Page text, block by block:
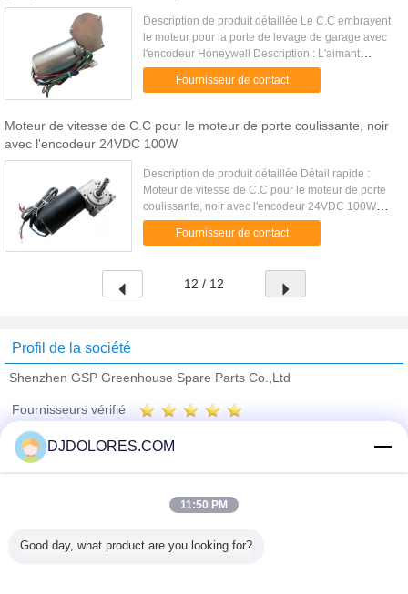
Description de produit détaillée Le C.C embrayent
le moteur pour la porte de levage de garage avec
l'encodeur Honeywell Description : L'aimant
permanent a balayé le moteur de C.C, type de
réduction d'engrenage ...
Fournisseur de contact
Moteur de vitesse de C.C pour le moteur de porte coulissante, noir
avec l'encodeur 24VDC 100W
Description de produit détaillée Détail rapide :
Moteur de vitesse de C.C pour le moteur de porte
coulissante, noir avec l'encodeur 24VDC 100W
Description : 1,10 ans d'expérience 2.ISO900, CE
diplômée ...Fournisseur de contact
12 / 12
Profil de la société
Shenzhen GSP Greenhouse Spare Parts Co.,Ltd
Fournisseurs vérifié
Trust Seal
Tous les produits
DJDOLORES.COM
11:50 PM
Good day, what product are you looking for?